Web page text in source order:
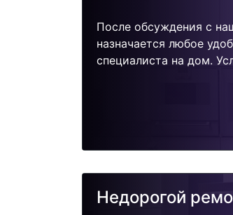
После обсуждения с
назначается любое
специалиста на дом.
Недорогой